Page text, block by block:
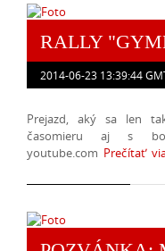
2014-06-23 13:39:44
Prejazd, aký sa len
časomieru aj s
youtube.com Prečítať